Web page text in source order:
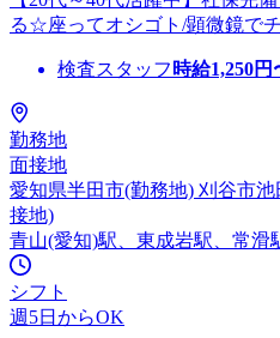
る☆座ってオシゴト/顕微鏡で
検査スタッフ 時給1,250円
勤務地
面接地
愛知県半田市(勤務地) 刈谷市
接地)
青山(愛知)駅、東成岩駅、常滑
シフト
週5日からOK